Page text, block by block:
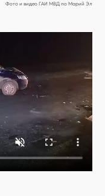
Фото и видео ГАИ МВД по Марий Эл